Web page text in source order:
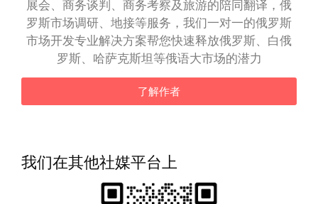
展会、商务谈判、商务考察及旅游的陪同翻译，俄
罗斯市场调研、地接等服务，我们一对一的俄罗斯
市场开发专业解决方案帮您快速释放俄罗斯、白俄
罗斯、哈萨克斯坦等俄语大市场的潜力
了解作者
我们在其他社媒平台上